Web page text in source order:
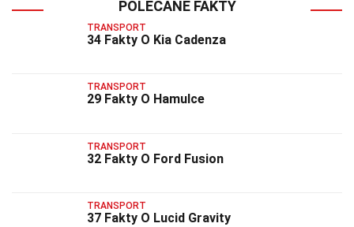
POLECANE FAKTY
TRANSPORT
34 Fakty O Kia Cadenza
TRANSPORT
29 Fakty O Hamulce
TRANSPORT
32 Fakty O Ford Fusion
TRANSPORT
37 Fakty O Lucid Gravity